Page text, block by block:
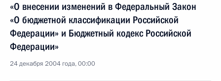
«О внесении изменений в Федеральный Закон
«О бюджетной классификации Российской
Федерации» и Бюджетный кодекс Российской
Федерации»
24 декабря 2004 года, 00:00